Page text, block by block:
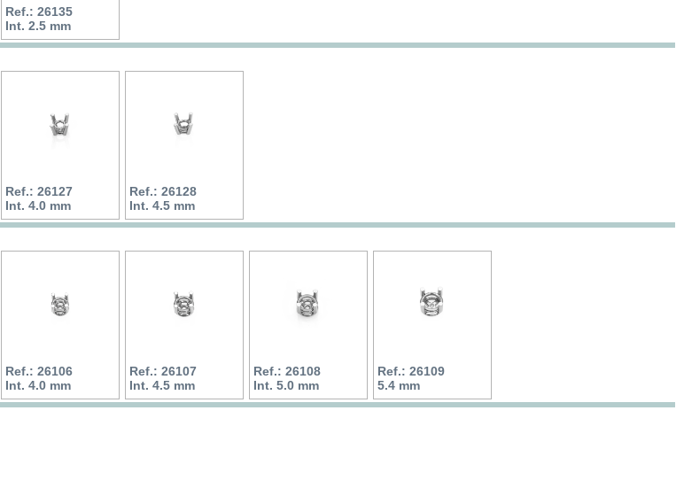
Ref.: 26135
Int. 2.5 mm
Ref.: 26127
Int. 4.0 mm
Ref.: 26128
Int. 4.5 mm
Ref.: 26106
Int. 4.0 mm
Ref.: 26107
Int. 4.5 mm
Ref.: 26108
Int. 5.0 mm
Ref.: 26109
5.4 mm